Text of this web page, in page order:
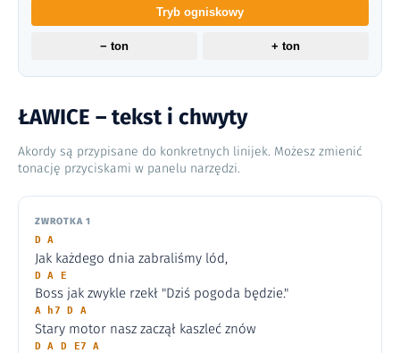
ŁAWICE – tekst i chwyty
Akordy są przypisane do konkretnych linijek. Możesz zmienić
tonację przyciskami w panelu narzędzi.
ZWROTKA 1
D A
Jak każdego dnia zabraliśmy lód,
D A E
Boss jak zwykle rzekł "Dziś pogoda będzie."
A h7 D A
Stary motor nasz zaczął kaszleć znów
D A D E7 A
Tryb ogniskowy
− ton + ton